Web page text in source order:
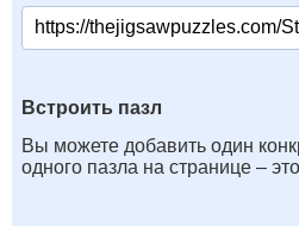
Встроить пазл
Вы можете добавить один
одного пазла на странице –